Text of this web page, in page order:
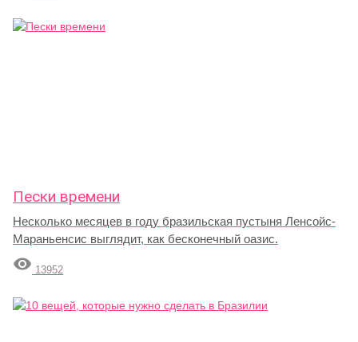
Пески времени
Несколько месяцев в году бразильская пустыня Ленсойс-
Мараньенсис выглядит, как бесконечный оазис.
 13952